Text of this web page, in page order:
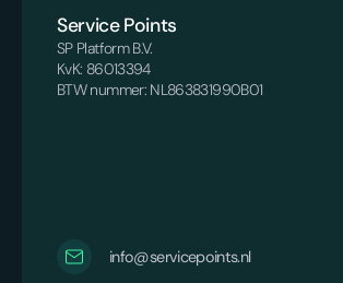
Service Points
SP Platform B.V.
KvK: 86013394
BTW nummer: NL863831990B01
info@servicepoints.nl